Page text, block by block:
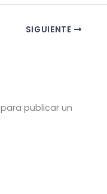
SIGUIENTE
para publicar un